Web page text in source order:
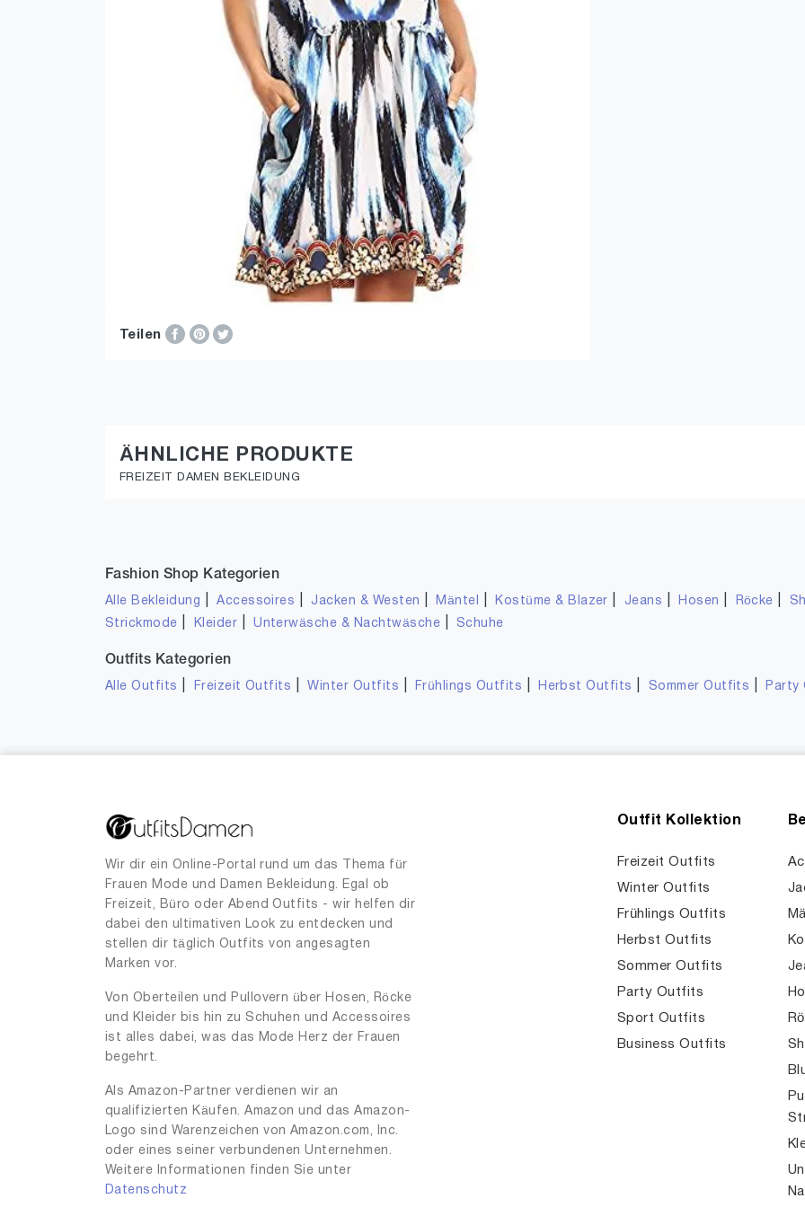
Teilen
ÄHNLICHE PRODUKTE
FREIZEIT DAMEN BEKLEIDUNG
Fashion Shop Kategorien
Alle Bekleidung |Accessoires Jacken & Westen Mäntel Kostüme & Blazer Jeans Hosen Röcke
Strickmode
Kleider |Unterwäsche & Nachtwäsche Schuhe
Outfits Kategorien
Alle Outfits Freizeit Outfits |Winter Outfits Frühlings Outfits Herbst Outfits Sommer Outfits Party
Wir dir ein Online-Portal rund um das Thema für
Frauen Mode und Damen Bekleidung. Egal ob
Freizeit, Büro oder Abend Outfits - wir helfen dir
dabei den ultimativen Look zu entdecken und
stellen dir täglich Outfits von angesagten
Marken vor.
Von Oberteilen und Pullovern über Hosen, Röcke
und Kleider bis hin zu Schuhen und Accessoires
ist alles dabei, was das Mode Herz der Frauen
begehrt.
Als Amazon-Partner verdienen wir an
qualifizierten Käufen. Amazon und das Amazon-
Logo sind Warenzeichen von Amazon.com, Inc.
oder eines seiner verbundenen Unternehmen.
Weitere Informationen finden Sie unter
Datenschutz
Outfit Kollektion
Freizeit Outfits
Winter Outfits
Frühlings Outfits
Herbst Outfits
Sommer Outfits
Party Outfits
Sport Outfits
Business Outfits